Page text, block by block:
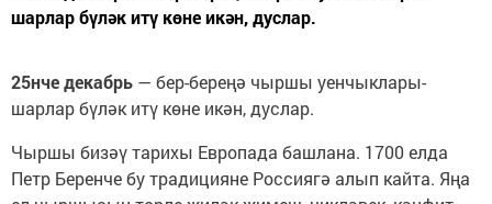
шарлар бүләк итү көне икән, дуслар.
25нче декабрь — бер-береңә чыршы уенчыклары-
шарлар бүләк итү көне икән, дуслар.
Чыршы бизәү тарихы Европада башлана. 1700 елда
Петр Беренче бу традицияне Россиягә алып кайта. Яңа